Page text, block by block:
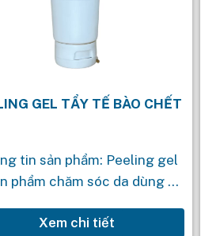
GEL TẨY TẾ BÀO CHẾT
tin sản phẩm: Peeling gel
phẩm chăm sóc da dùng để
trên bề mặt da, giúp làm...
Xem chi tiết